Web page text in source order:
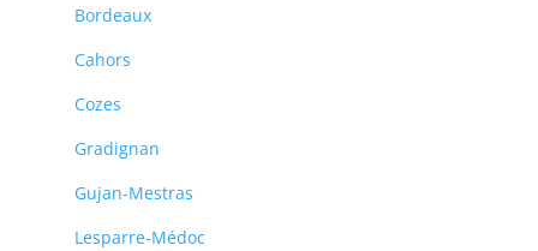
Bordeaux
Cahors
Cozes
Gradignan
Gujan-Mestras
Lesparre-Médoc